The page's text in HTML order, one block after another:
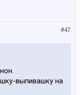
#47
выпивашку на